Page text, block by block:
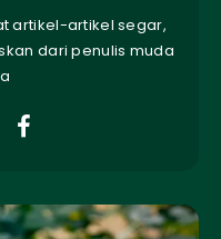
artikel-artikel segar,
dari penulis muda